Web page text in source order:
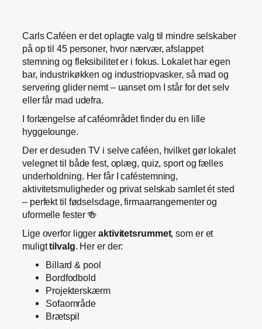
Carls Caféen er det oplagte valg til mindre selskaber
på op til 45 personer, hvor nærvær, afslappet
stemning og fleksibilitet er i fokus. Lokalet har egen
bar, industrikøkken og industriopvasker, så mad og
servering glider nemt – uanset om I står for det selv
eller får mad udefra.
I forlængelse af caféområdet finder du en lille
hyggelounge.
Der er desuden TV i selve caféen, hvilket gør lokalet
velegnet til både fest, oplæg, quiz, sport og fælles
underholdning. Her får I caféstemning,
aktivitetsmuligheder og privat selskab samlet ét sted
– perfekt til fødselsdage, firmaarrangementer og
uformelle fester 🍻
Lige overfor ligger aktivitetsrummet, som er et
muligttilvalg. Her er der:
Billard & pool
Bordfodbold
Projekterskærm
Sofaområde
Brætspil